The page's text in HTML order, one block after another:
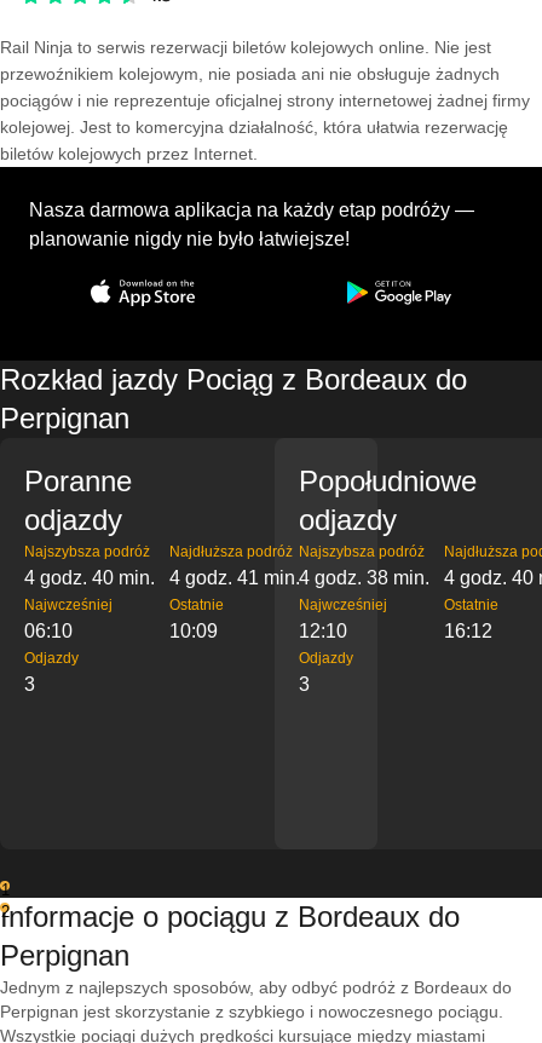
Rail Ninja to serwis rezerwacji biletów kolejowych online. Nie jest
przewoźnikiem kolejowym, nie posiada ani nie obsługuje żadnych
pociągów i nie reprezentuje oficjalnej strony internetowej żadnej firmy
kolejowej. Jest to komercyjna działalność, która ułatwia rezerwację
biletów kolejowych przez Internet.
Nasza darmowa aplikacja na każdy etap podróży —
planowanie nigdy nie było łatwiejsze!
Rozkład jazdy Pociąg z Bordeaux do
Perpignan
Poranne
odjazdy
Najszybsza podróż
4 godz. 40 min.
Najdłuższa podróż
4 godz. 41 min.
Najwcześniej
06:10
Ostatnie
10:09
Odjazdy
3
Popołudniowe
odjazdy
Najszybsza podróż
4 godz. 38 min.
Najdłuższa
4 godz. 40
Najwcześniej
12:10
Ostatnie
16:12
Odjazdy
3
1
2
Informacje o pociągu z Bordeaux do
Perpignan
Jednym z najlepszych sposobów, aby odbyć podróż z Bordeaux do
Perpignan jest skorzystanie z szybkiego i nowoczesnego pociągu.
Wszystkie pociągi dużych prędkości kursujące między miastami